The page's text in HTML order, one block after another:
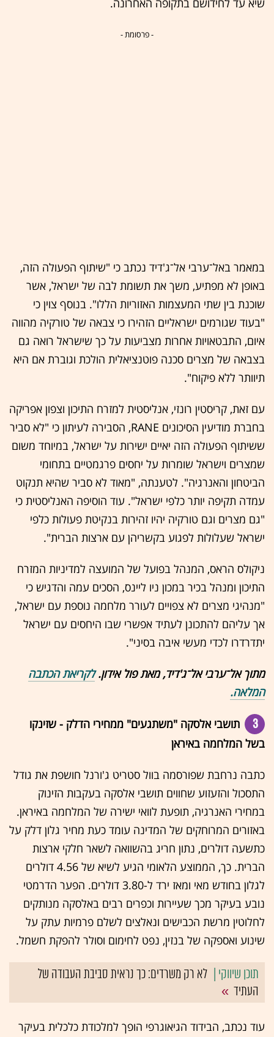
שיא עד לחידושם בתקופה האחרונה.
- פרסומת -
במאמר באל־ערבי אל־ג'דיד נכתב כי "שיתוף הפעולה הזה,
באופן לא מפתיע, משך את תשומת לבה של ישראל, אשר
שוכנת בין שתי המעצמות האזוריות הללו". בנוסף צוין כי
"בעוד שגורמים ישראליים הזהירו כי צבאה של טורקיה מהווה
איום, התבטאויות אחרות מצביעות על כך שישראל רואה גם
בצבאה של מצרים סכנה פוטנציאלית הולכת וגוברת אם היא
תיוותר ללא פיקוח".
עם זאת, קריסטין רונזי, אנליסטית למזרח התיכון וצפון אפריקה
בחברת מודיעין הסיכונים RANE, הסבירה לעיתון כי "לא סביר
ששיתוף הפעולה הזה יאיים ישירות על ישראל, במיוחד משום
שמצרים וישראל שומרות על יחסים פרגמטיים בתחומי
הביטחון והאנרגיה". לטענתה, "מאוד לא סביר שהיא תנקוט
עמדה תקיפה יותר כלפי ישראל". עוד הוסיפה האנליסטית כי
"גם מצרים וגם טורקיה יהיו זהירות בנקיטת פעולות כלפי
ישראל שעלולות לפגוע בקשריהן עם ארצות הברית".
ניקולס הראס, המנהל בפועל של המועצה למדיניות המזרח
התיכון ומנהל בכיר במכון ניו ליינס, הסכים עמה והדגיש כי
"מנהיגי מצרים לא צפויים לעורר מלחמה נוספת עם ישראל,
אך עליהם להתכונן לעתיד אפשרי שבו היחסים עם ישראל
יתדרדרו לכדי מעשי איבה בסיני".
מתוך אל־ערבי אל־ג'דיד, מאת פול אידון.לקריאת הכתבה
המלאה.
3
תושבי אלסקה "משתגעים" ממחירי הדלק - שזינקו
בשל המלחמה באיראן
כתבה נרחבת שפורסמה בוול סטריט ג'ורנל חושפת את גודל
התסכול והזעזוע שחווים תושבי אלסקה בעקבות הזינוק
במחירי האנרגיה, תופעת לוואי ישירה של המלחמה באיראן.
באזורים המרוחקים של המדינה עומד כעת מחיר גלון דלק על
כתשעה דולרים, נתון חריג בהשוואה לשאר חלקי ארצות
הברית. כך, הממוצע הלאומי הגיע לשיא של 4.56 דולרים
לגלון בחודש מאי ומאז ירד ל-3.80 דולרים. הפער הדרמטי
נובע בעיקר מכך שעיירות וכפרים רבים באלסקה מנותקים
לחלוטין מרשת הכבישים ונאלצים לשלם פרמיות עתק על
שינוע ואספקה של בנזין, נפט לחימום וסולר להפקת חשמל.
לא רק משרדים: כך נראית סביבת העבודה של
העתיד
עוד נכתב, הבידוד הגיאוגרפי הופך למלכודת כלכלית בעיקר